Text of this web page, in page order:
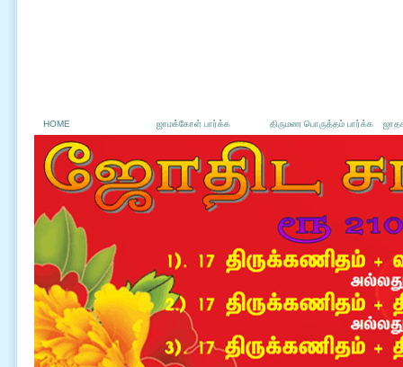
HOME ஜாமக்கோள் பார்க்க திருமண பொருத்தம் பார்க்க